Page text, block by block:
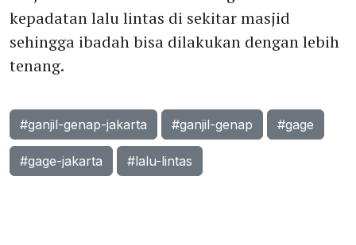
kepadatan lalu lintas di sekitar masjid
sehingga ibadah bisa dilakukan dengan lebih
tenang.
#ganjil-genap-jakarta #ganjil-genap #gage
#gage-jakarta #lalu-lintas